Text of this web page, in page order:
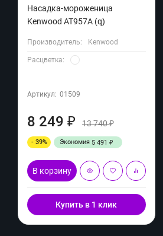
Насадка-мороженица
Kenwood AT957A (q)
Производитель: Kenwood
Расцветка:
Артикул: 01509
8 249 ₽ 13 740₽
- 39% Экономия 5 491 ₽
В корзину
Купить в 1 клик